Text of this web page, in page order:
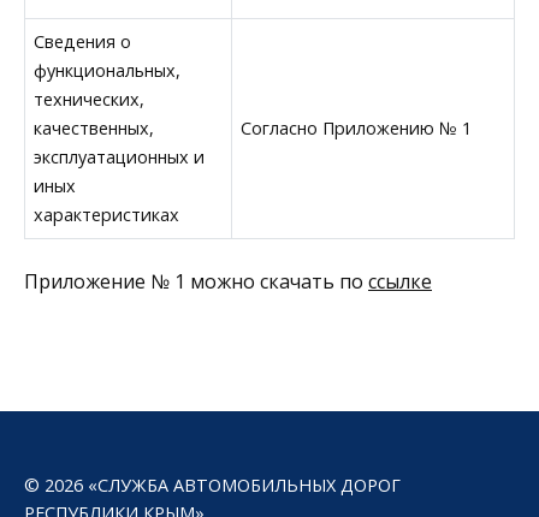
Сведения о
функциональных,
технических,
качественных,
эксплуатационных и
иных
характеристиках
Согласно Приложению № 1
Приложение № 1 можно скачать по ссылке
© 2026 «СЛУЖБА АВТОМОБИЛЬНЫХ ДОРОГ